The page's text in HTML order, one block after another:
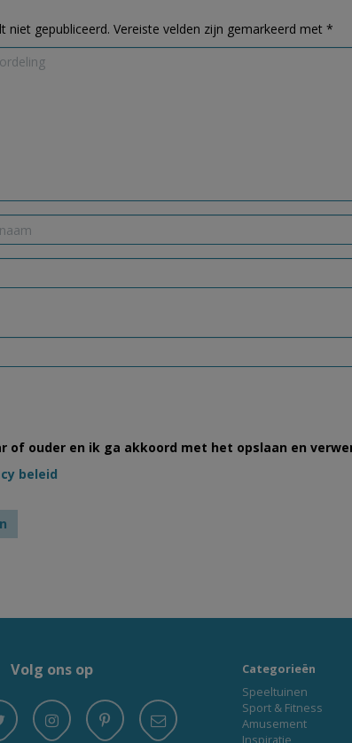
niet gepubliceerd. Vereiste velden zijn gemarkeerd met *
of ouder en ik ga akkoord met het opslaan en
beleid
Volg ons op
Categorieën
Speeltuinen
Sport & Fitness
Amusement
Inspiratie